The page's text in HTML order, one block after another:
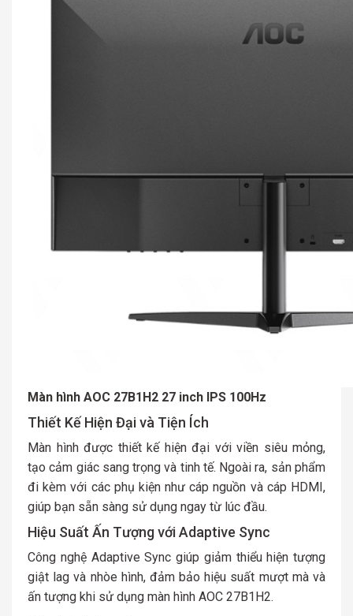
Màn hình AOC 27B1H2 27 inch IPS 100Hz
Thiết Kế Hiện Đại và Tiện Ích
Màn hình được thiết kế hiện đại với viền siêu mỏng,
tạo cảm giác sang trọng và tinh tế. Ngoài ra, sản phẩm
đi kèm với các phụ kiện như cáp nguồn và cáp HDMI,
giúp bạn sẵn sàng sử dụng ngay từ lúc đầu.
Hiệu Suất Ấn Tượng với Adaptive Sync
Công nghệ Adaptive Sync giúp giảm thiểu hiện tượng
giật lag và nhòe hình, đảm bảo hiệu suất mượt mà và
ấn tượng khi sử dụng màn hình AOC 27B1H2.